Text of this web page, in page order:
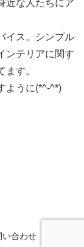
近な人たちにア
イス。シンプル
ンテリアに関す
す。
ように(*^-^*)
い合わせ